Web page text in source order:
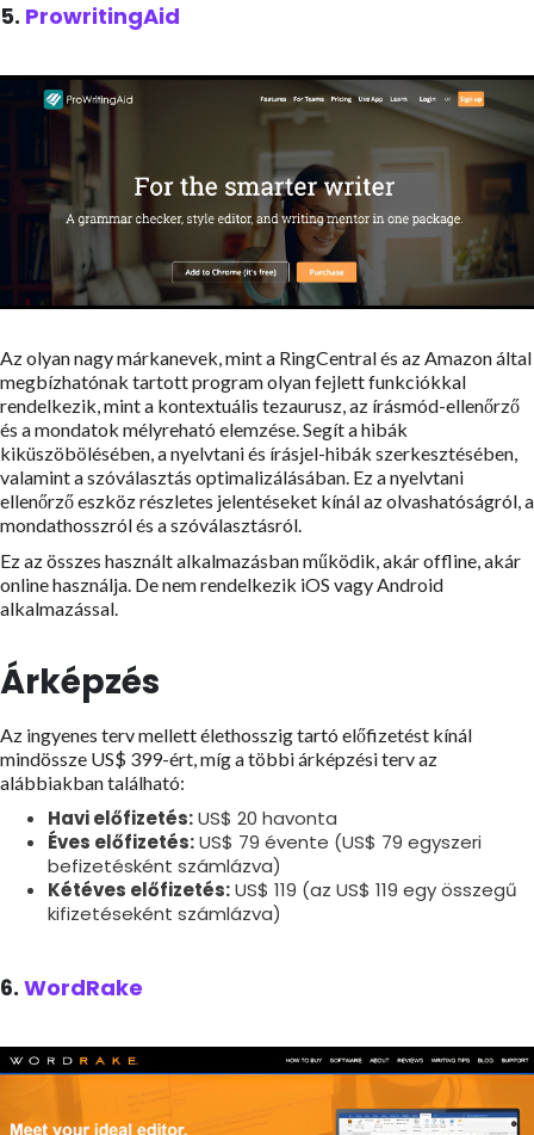
5. ProwritingAid
Az olyan nagy márkanevek, mint a RingCentral és az Amazon által
megbízhatónak tartott program olyan fejlett funkciókkal
rendelkezik, mint a kontextuális tezaurusz, az írásmód-ellenőrző
és a mondatok mélyreható elemzése. Segít a hibák
kiküszöbölésében, a nyelvtani és írásjel-hibák szerkesztésében,
valamint a szóválasztás optimalizálásában. Ez a nyelvtani
ellenőrző eszköz részletes jelentéseket kínál az olvashatóságról, a
mondathosszról és a szóválasztásról.
Ez az összes használt alkalmazásban működik, akár offline, akár
online használja. De nem rendelkezik iOS vagy Android
alkalmazással.
Árképzés
Az ingyenes terv mellett élethosszig tartó előfizetést kínál
mindössze US$ 399-ért, míg a többi árképzési terv az
alábbiakban található:
Havi előfizetés:US$ 20 havonta
Éves előfizetés:US$ 79 évente (US$ 79 egyszeri
befizetésként számlázva)
Kétéves előfizetés:US$ 119 (az US$ 119 egy összegű
kifizetéseként számlázva)
6. WordRake